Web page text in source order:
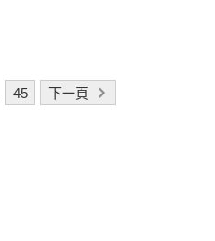
45 下一頁